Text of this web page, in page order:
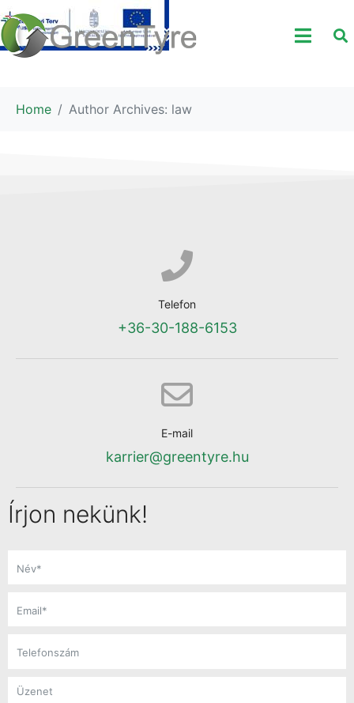
Home Author Archives: law
Telefon
+36-30-188-6153
E-mail
karrier@greentyre.hu
Írjon nekünk!